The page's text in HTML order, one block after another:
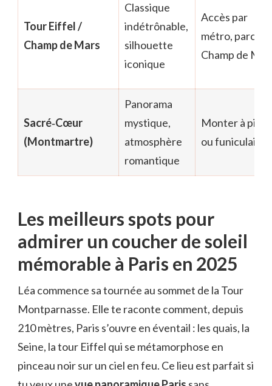
Tour Eiffel /
Champ de Mars
Classique
indétrônable,
silhouette
iconique
Accès par
métro, parc du
Champ de
Sacré‑Cœur
(Montmartre)
Panorama
mystique,
atmosphère
romantique
Monter à pied
ou funiculaire
Les meilleurs spots pour
admirer un coucher de soleil
mémorable à Paris en 2025
Léa commence sa tournée au sommet de la Tour
Montparnasse. Elle te raconte comment, depuis
210 mètres, Paris s’ouvre en éventail : les quais, la
Seine, la tour Eiffel qui se métamorphose en
pinceau noir sur un ciel en feu. Ce lieu est parfait si